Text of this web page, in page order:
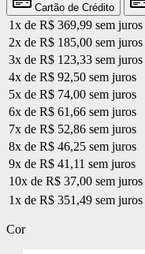
Cartão de Crédito
1x de R$ 369,99 sem juros
2x de R$ 185,00 sem juros
3x de R$ 123,33 sem juros
4x de R$ 92,50 sem juros
5x de R$ 74,00 sem juros
6x de R$ 61,66 sem juros
7x de R$ 52,86 sem juros
8x de R$ 46,25 sem juros
9x de R$ 41,11 sem juros
10x de R$ 37,00 sem juros
1x de R$ 351,49 sem juros
Cor